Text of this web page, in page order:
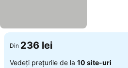
Din 236 lei
Vedeți prețurile de la 10 site-uri